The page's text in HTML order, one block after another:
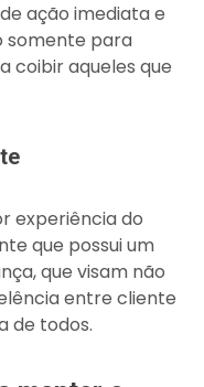
ação imediata e
somente para
coibir aqueles que
experiência do
que possui um
que visam não
entre cliente
de todos.